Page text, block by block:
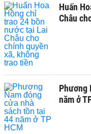
Huấn
Châu
Phương
năm ở